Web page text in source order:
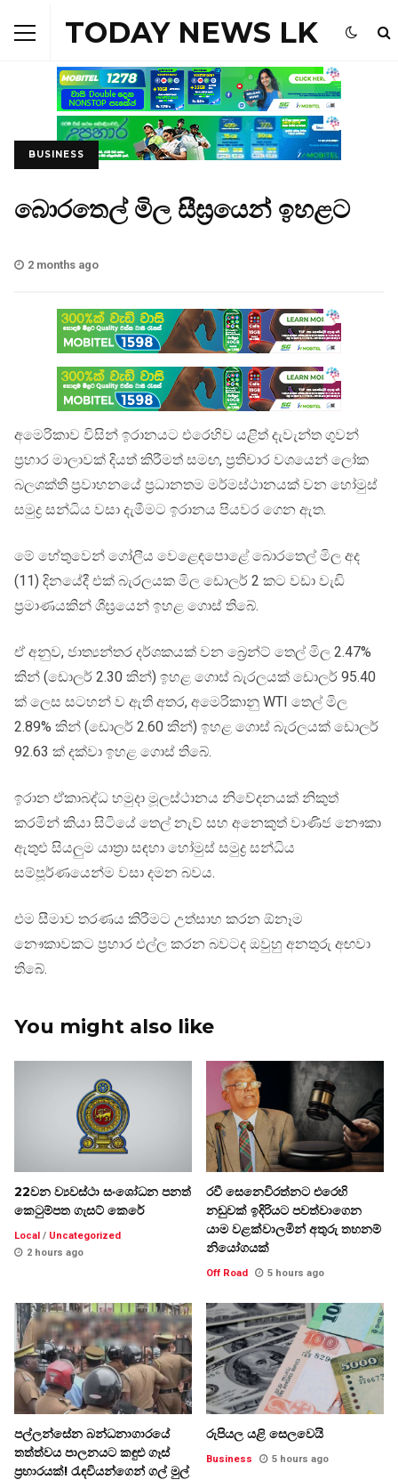
TODAY NEWS LK
BUSINESS
බොරතෙල් මිල සීඝ්‍රයෙන් ඉහළට
2 months ago
අමෙරිකාව විසින් ඉරානයට එරෙහිව යළිත් දැවැන්ත ගුවන්
ප්‍රහාර මාලාවක් දියත් කිරීමත් සමඟ, ප්‍රතිචාර වශයෙන් ලෝක
බලශක්ති ප්‍රවාහනයේ ප්‍රධානතම මර්මස්ථානයක් වන හෝමුස්
සමුද්‍ර සන්ධිය වසා දැමීමට ඉරානය පියවර ගෙන ඇත.
මේ හේතුවෙන් ගෝලීය වෙළෙඳපොළේ බොරතෙල් මිල අද
(11) දිනයේදී එක් බැරලයක මිල ඩොලර් 2 කට වඩා වැඩි
ප්‍රමාණයකින් ශීඝ්‍රයෙන් ඉහළ ගොස් තිබේ.
ඒ අනුව, ජාත්‍යන්තර දර්ශකයක් වන බ්‍රෙන්ට් තෙල් මිල 2.47%
කින් (ඩොලර් 2.30 කින්) ඉහළ ගොස් බැරලයක් ඩොලර් 95.40
ක් ලෙස සටහන් ව ඇති අතර, අමෙරිකානු WTI තෙල් මිල
2.89% කින් (ඩොලර් 2.60 කින්) ඉහළ ගොස් බැරලයක් ඩොලර්
92.63 ක් දක්වා ඉහළ ගොස් තිබේ.
ඉරාන ඒකාබද්ධ හමුදා මූලස්ථානය නිවේදනයක් නිකුත්
කරමින් කියා සිටියේ තෙල් නැව් සහ අනෙකුත් වාණිජ නෞකා
ඇතුළු සියලුම යාත්‍රා සඳහා හෝමුස් සමුද්‍ර සන්ධිය
සම්පූර්ණයෙන්ම වසා දමන බවය.
එම සීමාව තරණය කිරීමට උත්සාහ කරන ඕනෑම
නෞකාවකට ප්‍රහාර එල්ල කරන බවටද ඔවුහු අනතුරු අඟවා
තිබේ.
You might also like
22වන ව්‍යවස්ථා සංශෝධන පනත්
කෙටුම්පත ගැසට් කෙරේ
Local / Uncategorized
2 hours ago
රවී සෙනෙවිරත්නට එරෙහි
නඩුවක් ඉදිරියට පවත්වාගෙන
යාම වළක්වාලමින් අතුරු තහනම්
නියෝගයක්
Off Road 5 hours ago
පල්ලන්සේන බන්ධනාගාරයේ
තත්ත්වය පාලනයට කඳුළු ගෑස්
ප්‍රහාරයක්! රැඳවියන්ගෙන් ගල් මුල්
රුපියල යළි සෙලවෙයි
Business 5 hours ago